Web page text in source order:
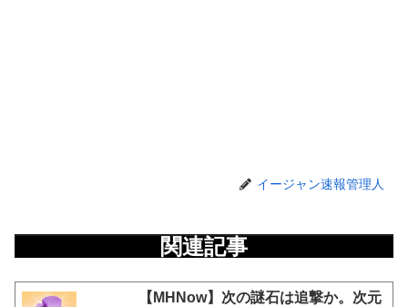
イージャン速報管理人
関連記事
【MHNow】次の謎石は追撃か。次元